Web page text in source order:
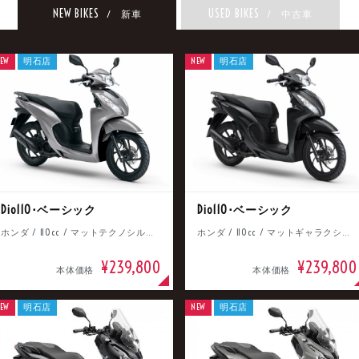
NEW BIKES / 新車 USED BIKES / 中古車
Dio110･ベーシック
ホンダ / 110cc / マットテクノシルバーメタリック
本体価格 ¥239,800
明石店
Dio110･ベーシック
ホンダ / 110cc / マットギャラクシーブラックメタリック
本体価格 ¥239,800
NEW 明石店
明石店 NEW 明石店